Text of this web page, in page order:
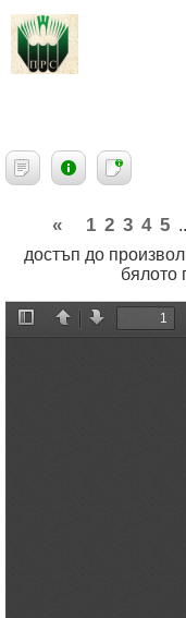
« 1 2 3 4 5
достъп до
бялото